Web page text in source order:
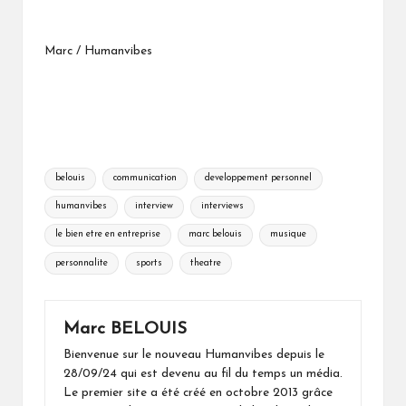
Marc / Humanvibes
Tags:
belouis communication developpement personnel
humanvibes interview interviews
le bien etre en entreprise marc belouis musique
personnalite sports theatre
Marc BELOUIS
Bienvenue sur le nouveau Humanvibes depuis le
28/09/24 qui est devenu au fil du temps un média.
Le premier site a été créé en octobre 2013 grâce